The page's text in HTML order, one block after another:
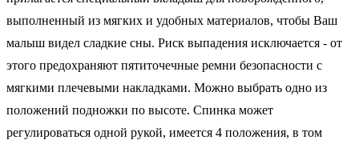
выполненный из мягких и удобных материалов, чтобы Ваш
малыш видел сладкие сны. Риск выпадения исключается - от
этого предохраняют пятиточечные ремни безопасности с
мягкими плечевыми накладками. Можно выбрать одно из
положений подножки по высоте. Спинка может
регулироваться одной рукой, имеется 4 положения, в том